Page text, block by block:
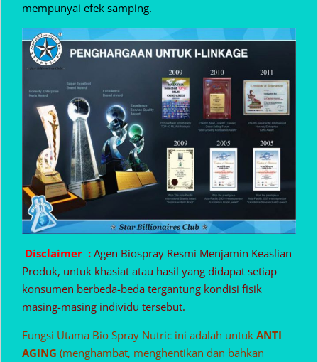
mempunyai efek samping.
Disclaimer : Agen Biospray Resmi Menjamin Keaslian
Produk, untuk khasiat atau hasil yang didapat setiap
konsumen berbeda-beda tergantung kondisi fisik
masing-masing individu tersebut.
Fungsi Utama Bio Spray Nutric ini adalah untuk ANTI
AGING (menghambat, menghentikan dan bahkan